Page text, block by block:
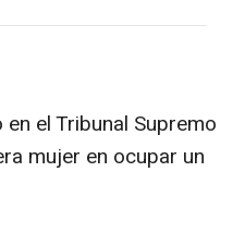
el Tribunal Supremo
mujer en ocupar un